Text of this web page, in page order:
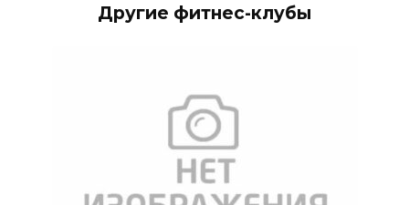
Другие фитнес-клубы